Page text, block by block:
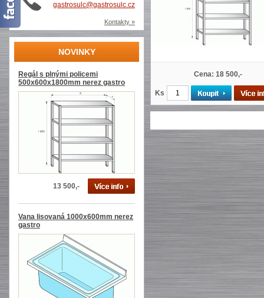
gastrosulc@gastrosulc.cz
Kontakty »
NOVINKY
Regál s plnými policemi
500x600x1800mm nerez gastro
13 500,-
Vana lisovaná 1000x600mm nerez
gastro
Cena: 18 500,-
Ks